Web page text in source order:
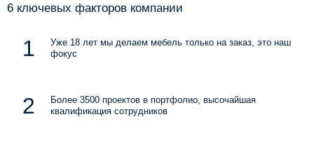
6 ключевых факторов компании
Уже 18 лет мы делаем мебель только на заказ, это наш
фокус
Более 3500 проектов в портфолио, высочайшая
квалификация сотрудников